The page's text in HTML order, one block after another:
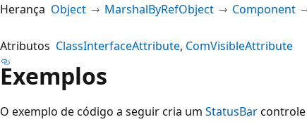
Herança Object MarshalByRefObject Component
Atributos ClassInterfaceAttribute ComVisibleAttribute
Exemplos
O exemplo de código a seguir cria um StatusBar